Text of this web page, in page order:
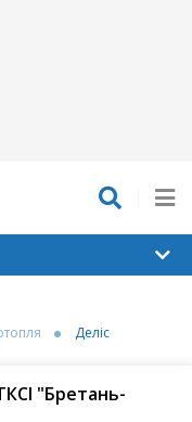
Деліс
"Бретань-